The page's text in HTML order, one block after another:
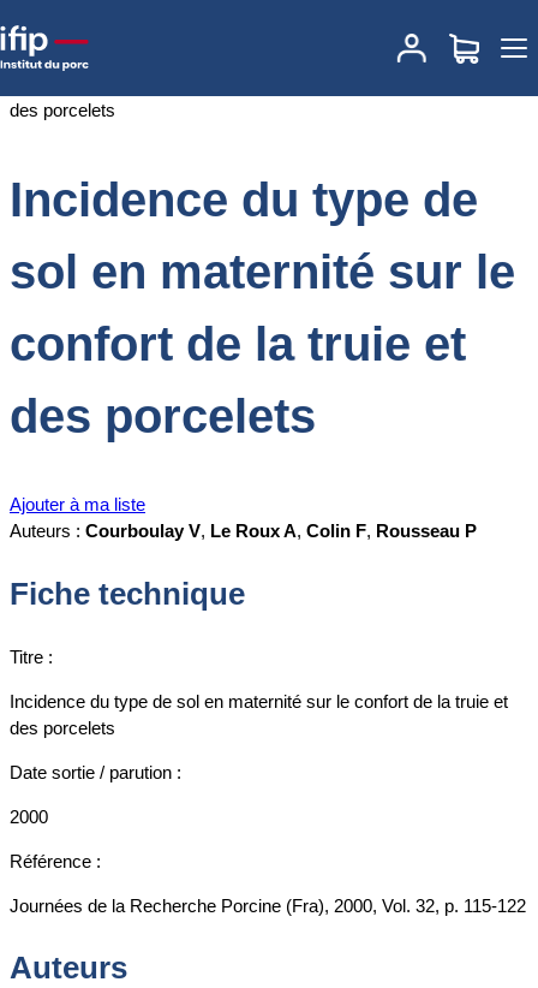
Accueil
Incidence du type de sol en maternité sur
le confort de la truie et des porcelets
Incidence du type de
sol en maternité sur le
confort de la truie et
des porcelets
Ajouter à ma liste
Auteurs : Courboulay V, Le Roux A, Colin F, Rousseau P
Fiche technique
Titre :
Incidence du type de sol en maternité sur le confort de la truie et
des porcelets
Date sortie / parution :
2000
Référence :
Journées de la Recherche Porcine (Fra), 2000, Vol. 32, p. 115-122
Auteurs